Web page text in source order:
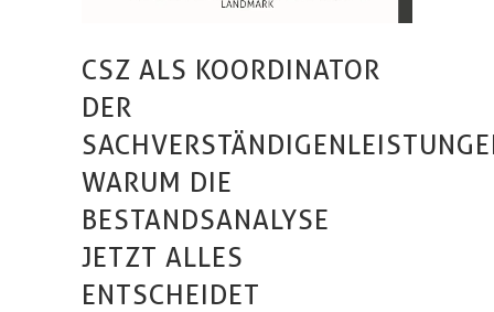
CSZ ALS KOORDINATOR
DER
WARUM DIE
BESTANDSANALYSE
JETZT ALLES
ENTSCHEIDET